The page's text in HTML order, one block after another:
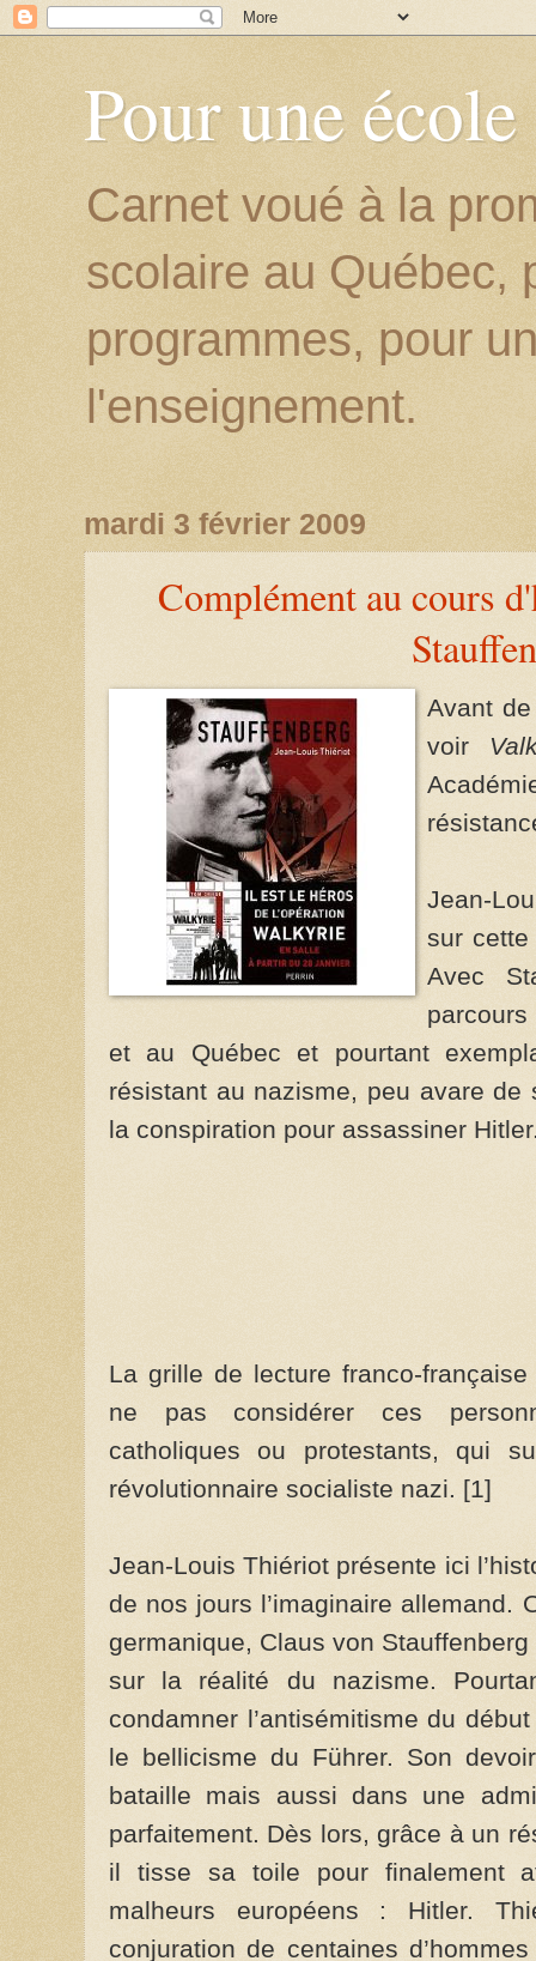
Pour une
Carnet voué à la
scolaire au Québec,
programmes, pour
l'enseignement.
mardi 3 février 2009
Complément au cours
Avant
voir
Jean-
sur cette
Avec
et au Québec et pourtant
résistant au nazisme, peu avare
la conspiration pour assassiner
La grille de lecture franco-
ne pas considérer ces
catholiques ou protestants, qui
révolutionnaire socialiste nazi. [1]
Jean-Louis Thiériot présente ici
de nos jours l’imaginaire allemand.
germanique, Claus von
sur la réalité du nazisme.
condamner l’antisémitisme du
le bellicisme du Führer. Son
bataille mais aussi dans une
parfaitement. Dès lors, grâce à un
il tisse sa toile pour finalement
malheurs européens : Hitler.
conjuration de centaines